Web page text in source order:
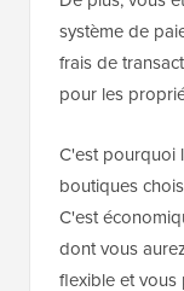
système de
frais de
pour les
C'est pourquoi
boutiques
C'est
dont vous
flexible et